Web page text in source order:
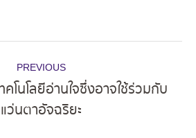
PREVIOUS
post:
โนโลยีอ่านใจซึ่งอาจใช้ร่วมกับ
แว่นตาอัจฉริยะ